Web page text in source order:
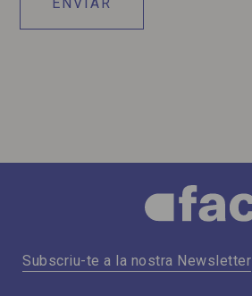
Subscriu-te a la nostra Newsletter